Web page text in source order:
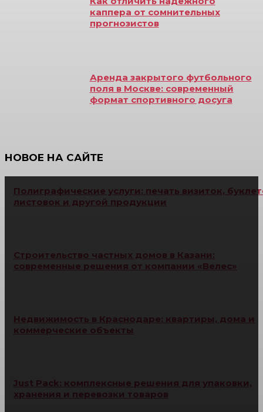
каппера от сомнительных
прогнозистов
Аренда закрытого футбольного
поля в Москве: современный
формат спортивного досуга
НОВОЕ НА САЙТЕ
Полиграфические услуги: печать визиток,
листовок и другой продукции
Строительство частных домов в Казани:
современные решения от компании «Велес»
Недвижимость в Краснодаре: квартиры, дома и
коммерческие объекты
Just Pack: комплексные решения для упаковки,
хранения и перевозки товаров